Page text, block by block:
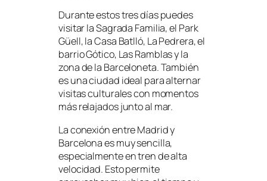
Durante estos tres días puedes
visitar la Sagrada Familia, el Park
Güell, la Casa Batlló, La Pedrera, el
barrio Gótico, Las Ramblas y la
zona de la Barceloneta. También
es una ciudad ideal para alternar
visitas culturales con momentos
más relajados junto al mar.
La conexión entre Madrid y
Barcelona es muy sencilla,
especialmente en tren de alta
velocidad. Esto permite